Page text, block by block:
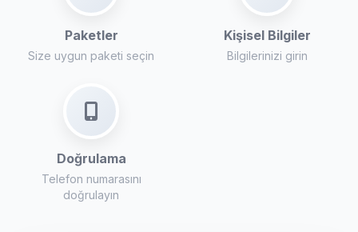
Paketler
Size uygun paketi seçin
Kişisel Bilgiler
Bilgilerinizi girin
Doğrulama
Telefon numarasını
doğrulayın